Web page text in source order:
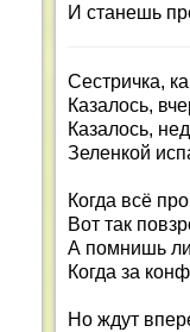
И станешь
Сестричка,
Казалось,
Казалось,
Зеленкой
Когда всё
Вот так
А помнишь ли
Когда за
Но ждут